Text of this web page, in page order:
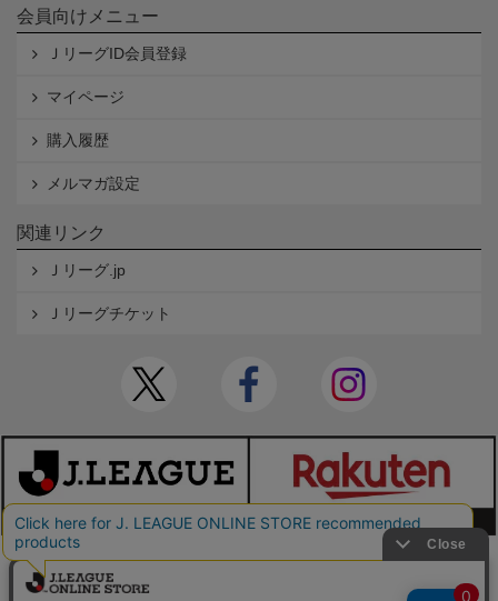
会員向けメニュー
ＪリーグID会員登録
マイページ
購入履歴
メルマガ設定
関連リンク
Ｊリーグ.jp
Ｊリーグチケット
本サイトで使用している文章・画像等の無断での複製・転載を禁止します。